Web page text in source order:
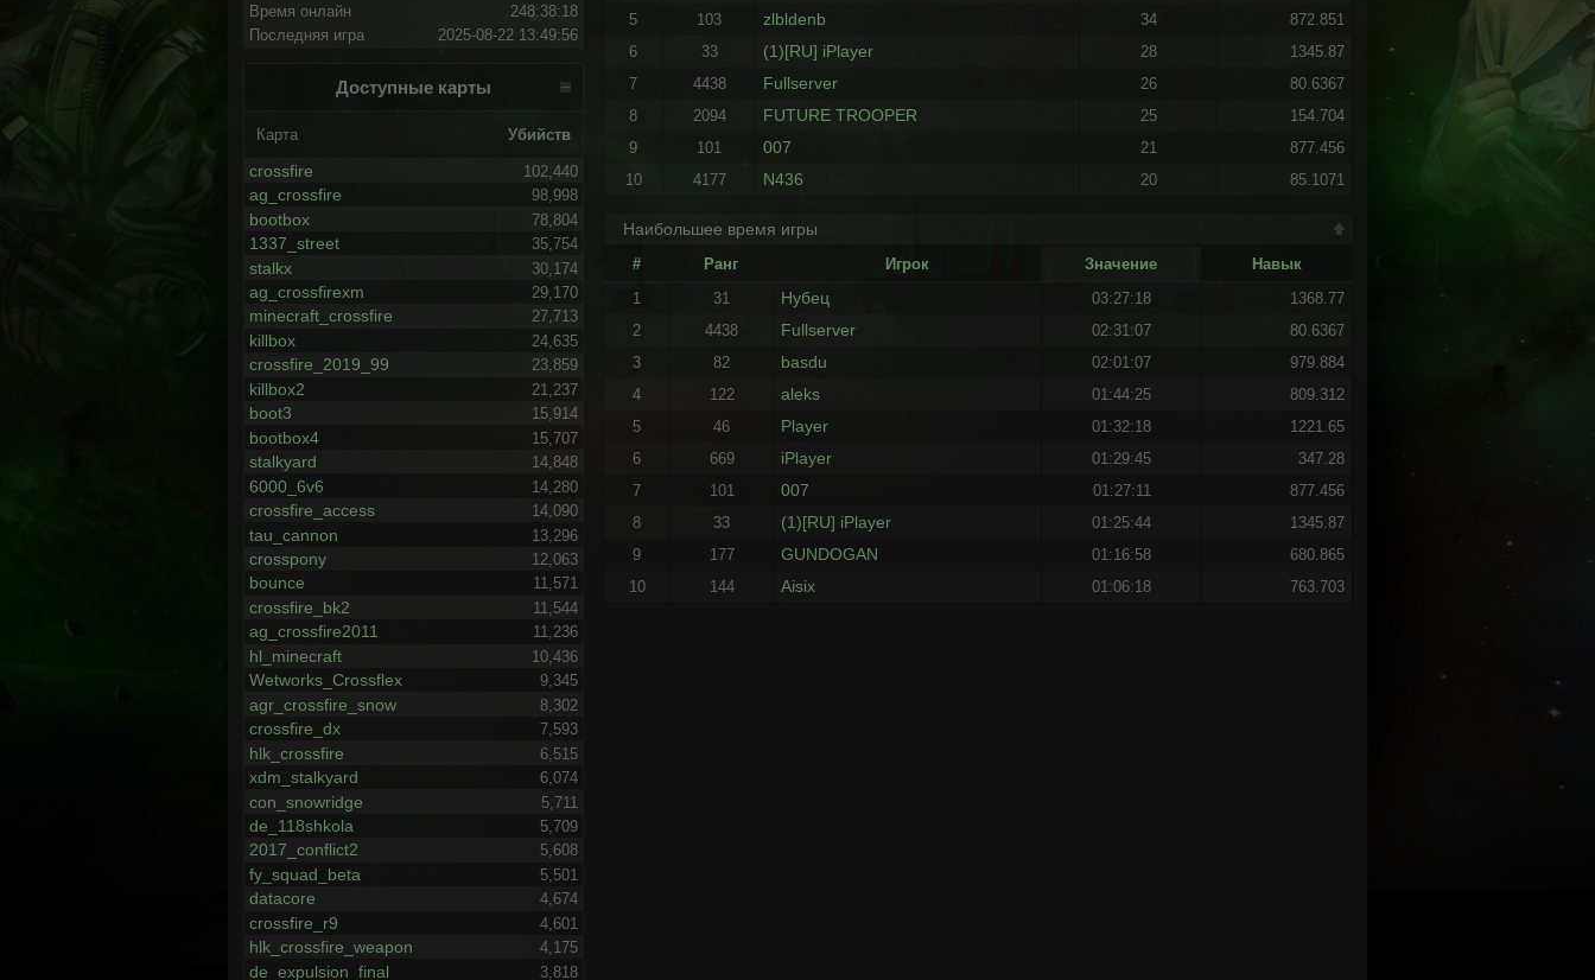
Время онлайн
248:38:18
Последняя игра
2025-08-22 13:49:56
Доступные карты
Карта Убийств
crossfire 102,440
ag_crossfire 98,998
bootbox 78,804
1337_street 35,754
stalkx 30,174
ag_crossfirexm 29,170
minecraft_crossfire 27,713
killbox 24,635
crossfire_2019_99 23,859
killbox2 21,237
boot3 15,914
bootbox4 15,707
stalkyard 14,848
6000_6v6 14,280
crossfire_access 14,090
tau_cannon 13,296
crosspony 12,063
bounce 11,571
crossfire_bk2 11,544
ag_crossfire2011 11,236
hl_minecraft 10,436
Wetworks_Crossflex 9,345
agr_crossfire_snow 8,302
crossfire_dx 7,593
hlk_crossfire 6,515
xdm_stalkyard 6,074
con_snowridge 5,711
de_118shkola 5,709
2017_conflict2 5,608
fy_squad_beta 5,501
datacore 4,674
crossfire_r9 4,601
hlk_crossfire_weapon 4,175
de_expulsion_final 3,818
5
103 zlbldenb 34
872.851
6
33 (1)[RU] iPlayer 28
1345.87
7
4438 Fullserver 26
80.6367
8
2094 FUTURE TROOPER 25
154.704
9
101 007 21
877.456
10
4177 N436 20 85.1071
Наибольшее время игры
# Ранг Игрок Значение
Навык
1
31 Нубец 03:27:18
1368.77
2
4438 Fullserver 02:31:07
80.6367
3
82 basdu 02:01:07
979.884
4
122 aleks 01:44:25
809.312
5
46 Player 01:32:18
1221.65
6
669 iPlayer 01:29:45
347.28
7
101 007 01:27:11
877.456
8
33 (1)[RU] iPlayer 01:25:44
1345.87
9
177 GUNDOGAN 01:16:58
680.865
10
144 Aisix 01:06:18 763.703